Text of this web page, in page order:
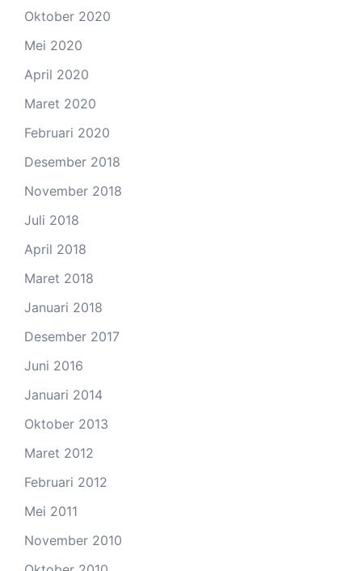
Oktober 2020
Mei 2020
April 2020
Maret 2020
Februari 2020
Desember 2018
November 2018
Juli 2018
April 2018
Maret 2018
Januari 2018
Desember 2017
Juni 2016
Januari 2014
Oktober 2013
Maret 2012
Februari 2012
Mei 2011
November 2010